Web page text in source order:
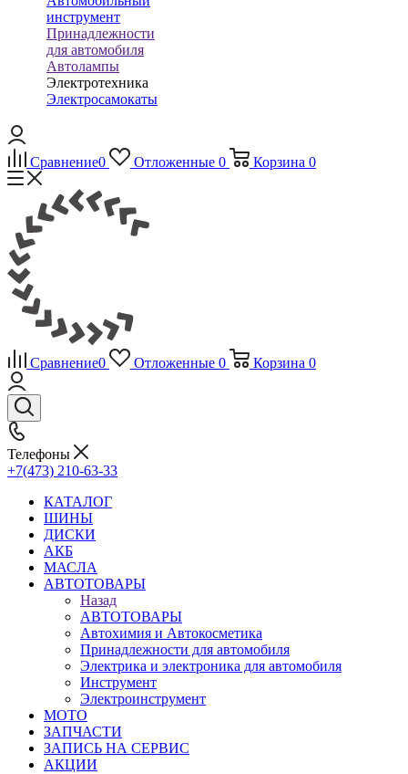
инструмент
Принадлежности
для автомобиля
Автолампы
Электротехника
Электросамокаты
Сравнение0 Отложенные 0 Корзина 0
Сравнение0 Отложенные 0 Корзина 0
Телефоны
+7(473) 210-63-33
КАТАЛОГ
ШИНЫ
ДИСКИ
АКБ
МАСЛА
АВТОТОВАРЫ
Назад
АВТОТОВАРЫ
Автохимия и Автокосметика
Принадлежности для автомобиля
Электрика и электроника для автомобиля
Инструмент
Электроинструмент
МОТО
ЗАПЧАСТИ
ЗАПИСЬ НА СЕРВИС
АКЦИИ